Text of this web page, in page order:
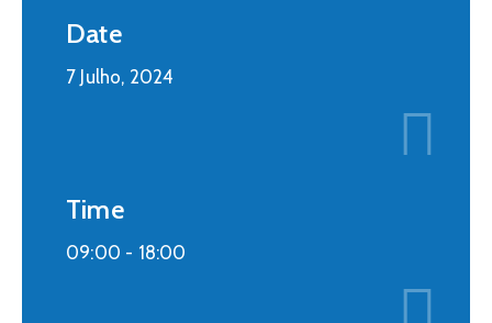
Date
7 Julho, 2024
Time
09:00 - 18:00